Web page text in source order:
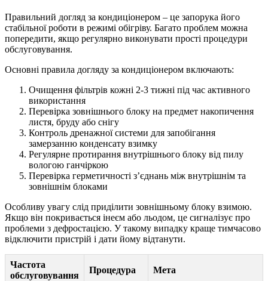
Правильний догляд за кондиціонером – це запорука його
стабільної роботи в режимі обігріву. Багато проблем можна
попередити, якщо регулярно виконувати прості процедури
обслуговування.
Основні правила догляду за кондиціонером включають:
Очищення фільтрів кожні 2-3 тижні під час активного
використання
Перевірка зовнішнього блоку на предмет накопичення
листя, бруду або снігу
Контроль дренажної системи для запобігання
замерзанню конденсату взимку
Регулярне протирання внутрішнього блоку від пилу
вологою ганчіркою
Перевірка герметичності з’єднань між внутрішнім та
зовнішнім блоками
Особливу увагу слід приділити зовнішньому блоку взимою.
Якщо він покривається інеєм або льодом, це сигналізує про
проблеми з дефростацією. У такому випадку краще тимчасово
відключити пристрій і дати йому відтанути.
Частота
обслуговування
Процедура Мета